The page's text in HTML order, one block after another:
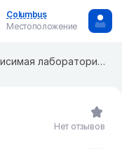
Columbus
Местоположение
Независимая лаборатория "ИНВИТРО"
Нет отзывов